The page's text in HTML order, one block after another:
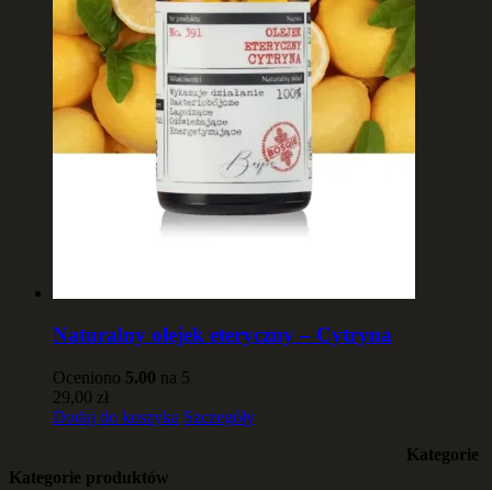
Naturalny olejek eteryczny – Cytryna
Oceniono 5.00 na 5
29,00 zł
Dodaj do koszyka Szczegóły
Kategorie produktów
Kategorie